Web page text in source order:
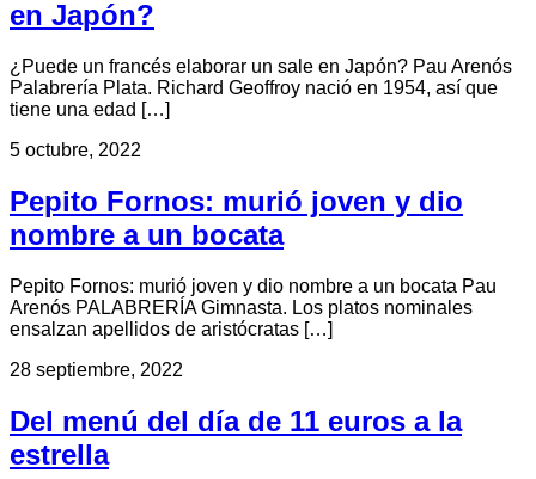
en Japón?
¿Puede un francés elaborar un sale en Japón? Pau Arenós
Palabrería Plata. Richard Geoffroy nació en 1954, así que
tiene una edad […]
5 octubre, 2022
Pepito Fornos: murió joven y dio
nombre a un bocata
Pepito Fornos: murió joven y dio nombre a un bocata Pau
Arenós PALABRERÍA Gimnasta. Los platos nominales
ensalzan apellidos de aristócratas […]
28 septiembre, 2022
Del menú del día de 11 euros a la
estrella